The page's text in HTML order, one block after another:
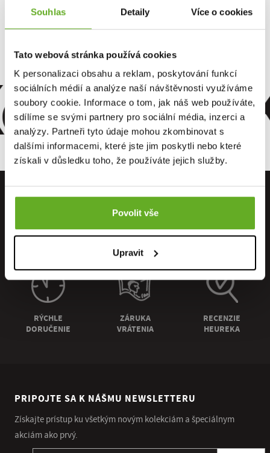
Souhlas Detaily Více o cookies
Tato webová stránka používá cookies
K personalizaci obsahu a reklam, poskytování funkcí
sociálních médií a analýze naší návštěvnosti využíváme
soubory cookie. Informace o tom, jak náš web používáte,
sdílíme se svými partnery pro sociální média, inzerci a
analýzy. Partneři tyto údaje mohou zkombinovat s
dalšími informacemi, které jste jim poskytli nebo které
získali v důsledku toho, že používáte jejich služby.
Povolit vše
Upravit
ODBER
RÝCHLE
DORUČENIE
ZÁRUKA
VRÁTENIA
RECENZIE
HEUREKA
PRIPOJTE SA K NÁŠMU NEWSLETTERU
Získajte prístup ku všetkým novým kolekciám a špeciálnym
akciám ako prvý.